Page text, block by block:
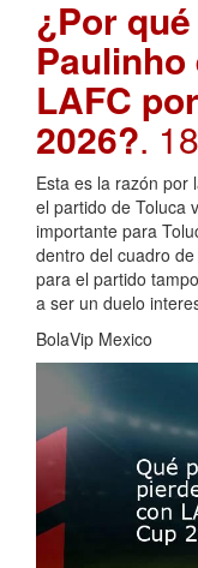
¿Por
Paulinho
LAFC
2026?.
Esta es la razón por
el partido de Toluca
importante para
dentro del cuadro
para el partido
a ser un duelo
BolaVip Mexico